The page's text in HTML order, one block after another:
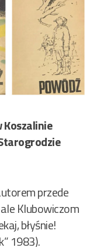
przede
Klubowiczom
błyśnie!
1983).